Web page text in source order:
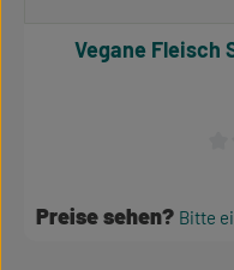
Vegane Fleisch
Preise sehen? Bitte